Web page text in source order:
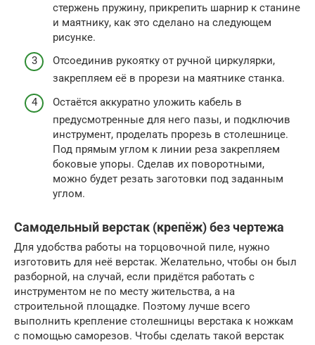
стержень пружину, прикрепить шарнир к станине
и маятнику, как это сделано на следующем
рисунке.
Отсоединив рукоятку от ручной циркулярки,
закрепляем её в прорези на маятнике станка.
Остаётся аккуратно уложить кабель в
предусмотренные для него пазы, и подключив
инструмент, проделать прорезь в столешнице.
Под прямым углом к линии реза закрепляем
боковые упоры. Сделав их поворотными,
можно будет резать заготовки под заданным
углом.
Самодельный верстак (крепёж) без чертежа
Для удобства работы на торцовочной пиле, нужно
изготовить для неё верстак. Желательно, чтобы он был
разборной, на случай, если придётся работать с
инструментом не по месту жительства, а на
строительной площадке. Поэтому лучше всего
выполнить крепление столешницы верстака к ножкам
с помощью саморезов. Чтобы сделать такой верстак